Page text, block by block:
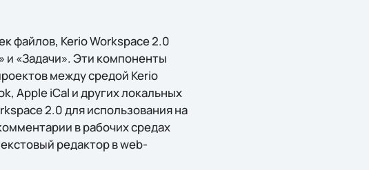
файлов, Kerio Workspace 2.0
и «Задачи». Эти компоненты
между средой Kerio
Apple iCal и других локальных
2.0 для использования на
в рабочих средах
редактор в web-